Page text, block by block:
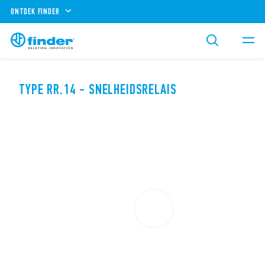
ONTDEK FINDER
TYPE RR.14 - SNELHEIDSRELAIS